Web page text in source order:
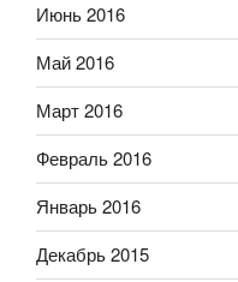
Июнь 2016
Май 2016
Март 2016
Февраль 2016
Январь 2016
Декабрь 2015